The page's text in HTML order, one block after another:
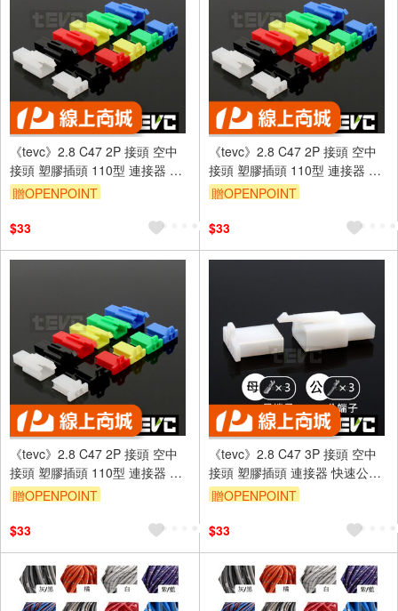
《tevc》2.8 C47 2P 接頭 空中
接頭 塑膠插頭 110型 連接器 快
速公母端子插座 電線接頭
贈OPENPOINT
$33
《tevc》2.8 C47 2P 接頭 空中
接頭 塑膠插頭 110型 連接器 快
速公母端子插座 電線接頭
贈OPENPOINT
$33
《tevc》2.8 C47 2P 接頭 空中
接頭 塑膠插頭 110型 連接器 快
速公母端子插座 電線接頭
贈OPENPOINT
$33
《tevc》2.8 C47 3P 接頭 空中
接頭 塑膠插頭 連接器 快速公母
端子插座 電線接頭 110型
贈OPENPOINT
$33